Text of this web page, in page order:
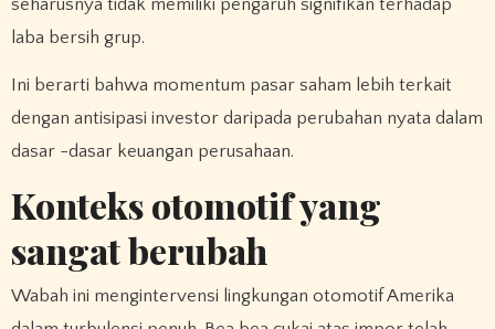
seharusnya tidak memiliki pengaruh signifikan terhadap
laba bersih grup.
Ini berarti bahwa momentum pasar saham lebih terkait
dengan antisipasi investor daripada perubahan nyata dalam
dasar -dasar keuangan perusahaan.
Konteks otomotif yang
sangat berubah
Wabah ini mengintervensi lingkungan otomotif Amerika